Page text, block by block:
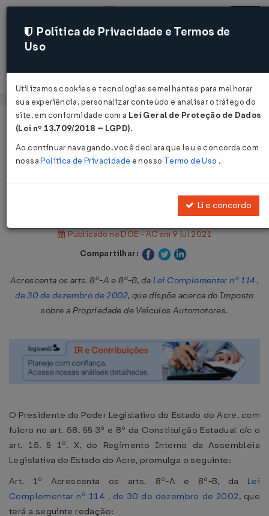
Acessar
Página Inicial Legislações
Lei Complementar Nº 388 DE
Publicado no DOE - AC em 9 jul 2021
Compartilhar:
Acrescenta os arts. 8º-A e 8º-B, da Lei Complementar nº 114 ,
de 30 de dezembro de 2002, que dispõe acerca do Imposto
sobre a Propriedade de Veículos Automotores.
O Presidente do Poder Legislativo do Estado do Acre, com
fulcro no art. 58, §§ 3º e 8º da Constituição Estadual c/c o
art. 15, § 1º, X, do Regimento Interno da Assembleia
Legislativa do Estado do Acre, promulga o seguinte:
Art. 1º Acrescenta os arts. 8º-A e 8º-B, da Lei
Complementar nº 114 , de 30 de dezembro de 2002, que
terá a seguinte redação:
Política de Privacidade e Termos de
Uso
Utilizamos cookies e tecnologias semelhantes para melhorar
sua experiência, personalizar conteúdo e analisar o tráfego do
site, em conformidade com a Lei Geral de Proteção de Dados
(Lei nº 13.709/2018 – LGPD).
Ao continuar navegando, você declara que leu e concorda com
nossaPolítica de Privacidade e nosso Termo de Uso .
Li e concordo